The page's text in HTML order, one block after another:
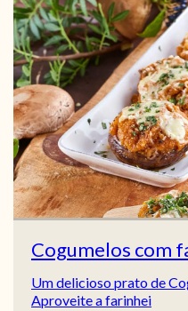
Cogumelos com
Um delicioso prato de
Aproveite a farinhei